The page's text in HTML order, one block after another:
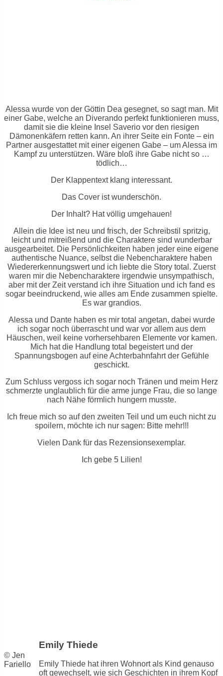
Alessa wurde von der Göttin Dea gesegnet, so sagt man. Mit
einer Gabe, welche an Diverando perfekt funktionieren muss,
damit sie die kleine Insel Saverio vor den riesigen
Dämonenkäfern retten kann. An ihrer Seite ein Fonte – ein
Partner ausgestattet mit einer eigenen Gabe – um Alessa im
Kampf zu unterstützen. Wäre bloß ihre Gabe nicht so …
tödlich…
Der Klappentext klang interessant.
Das Cover ist wunderschön.
Der Inhalt? Hat völlig umgehauen!
Allein die Idee ist neu und frisch, der Schreibstil spritzig,
leicht und mitreißend und die Charaktere sind wunderbar
ausgearbeitet. Die Persönlichkeiten haben jeder eine eigene
authentische Nuance, selbst die Nebencharaktere haben
Wiedererkennungswert und ich liebte die Story total. Zuerst
waren mir die Nebencharaktere irgendwie unsympathisch,
aber mit der Zeit verstand ich ihre Situation und ich fand es
sogar beeindruckend, wie alles am Ende zusammen spielte.
Es war grandios.
Alessa und Dante haben es mir total angetan, dabei wurde
ich sogar noch überrascht und war vor allem aus dem
Häuschen, weil keine vorhersehbaren Elemente vor kamen.
Mich hat die Handlung total begeistert und der
Spannungsbogen auf eine Achterbahnfahrt der Gefühle
geschickt.
Zum Schluss vergoss ich sogar noch Tränen und meim Herz
schmerzte unglaublich für die arme junge Frau, die so lange
nach Nähe förmlich hungern musste.
Ich freue mich so auf den zweiten Teil und um euch nicht zu
spoilern, möchte ich nur sagen: Bitte mehr!!!
Vielen Dank für das Rezensionsexemplar.
Ich gebe 5 Lilien!
© Jen
Fariello
Emily Thiede
Emily Thiede hat ihren Wohnort als Kind genauso
oft gewechselt, wie sich Geschichten in ihrem Kopf